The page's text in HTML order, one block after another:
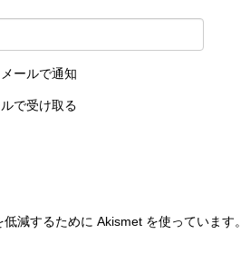
ールで通知
で受け取る
減するために Akismet を使っています。